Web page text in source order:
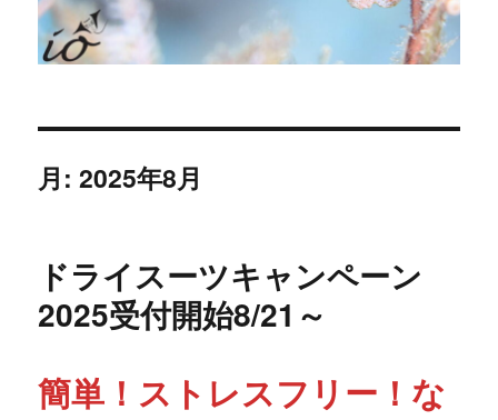
月:2025年8月
ドライスーツキャンペーン
2025受付開始8/21～
簡単！ストレスフリー！な